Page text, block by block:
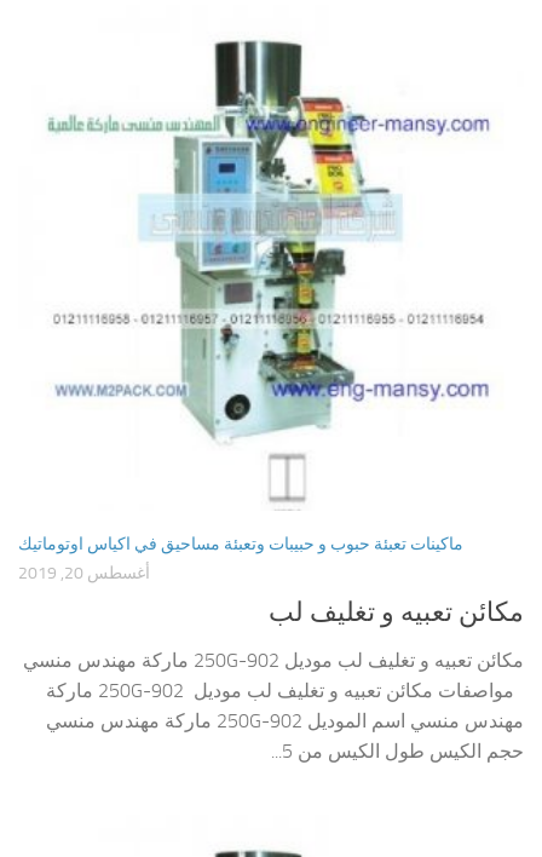
ماكينات تعبئة حبوب و حبيبات وتعبئة مساحيق في اكياس اوتوماتيك
أغسطس 20, 2019
مكائن تعبيه و تغليف لب
مكائن تعبيه و تغليف لب موديل 902-250G ماركة مهندس منسي
مواصفات مكائن تعبيه و تغليف لب موديل 902-250G ماركة
مهندس منسي اسم الموديل 902-250G ماركة مهندس منسي
حجم الكيس طول الكيس من 5...